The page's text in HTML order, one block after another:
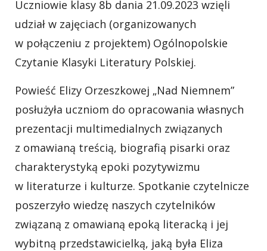
Uczniowie klasy 8b dania 21.09.2023 wzięli
udział w zajęciach (organizowanych
w połączeniu z projektem) Ogólnopolskie
Czytanie Klasyki Literatury Polskiej.
Powieść Elizy Orzeszkowej „Nad Niemnem”
posłużyła uczniom do opracowania własnych
prezentacji multimedialnych związanych
z omawianą treścią, biografią pisarki oraz
charakterystyką epoki pozytywizmu
w literaturze i kulturze. Spotkanie czytelnicze
poszerzyło wiedzę naszych czytelników
związaną z omawianą epoką literacką i jej
wybitną przedstawicielką, jaką była Eliza